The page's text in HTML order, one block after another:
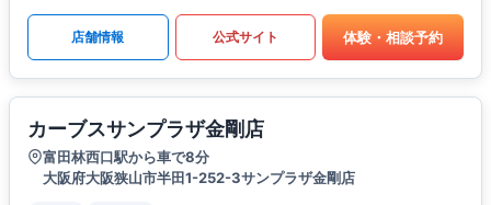
店舗情報 公式サイト 体験・相談予約
カーブスサンプラザ金剛店
富田林西口駅から車で8分
大阪府大阪狭山市半田1-252-3サンプラザ金剛店